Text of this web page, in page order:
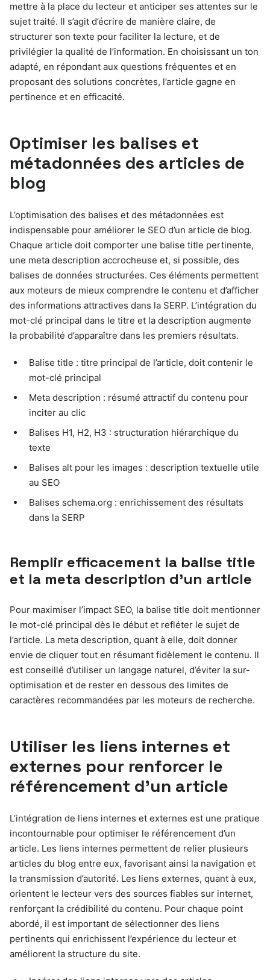
mettre à la place du lecteur et anticiper ses attentes sur le
sujet traité. Il s’agit d’écrire de manière claire, de
structurer son texte pour faciliter la lecture, et de
privilégier la qualité de l’information. En choisissant un ton
adapté, en répondant aux questions fréquentes et en
proposant des solutions concrètes, l’article gagne en
pertinence et en efficacité.
Optimiser les balises et
métadonnées des articles de
blog
L’optimisation des balises et des métadonnées est
indispensable pour améliorer le SEO d’un article de blog.
Chaque article doit comporter une balise title pertinente,
une meta description accrocheuse et, si possible, des
balises de données structurées. Ces éléments permettent
aux moteurs de mieux comprendre le contenu et d’afficher
des informations attractives dans la SERP. L’intégration du
mot-clé principal dans le titre et la description augmente
la probabilité d’apparaître dans les premiers résultats.
Balise title : titre principal de l’article, doit contenir le
mot-clé principal
Meta description : résumé attractif du contenu pour
inciter au clic
Balises H1, H2, H3 : structuration hiérarchique du
texte
Balises alt pour les images : description textuelle utile
au SEO
Balises schema.org : enrichissement des résultats
dans la SERP
Remplir efficacement la balise title
et la meta description d’un article
Pour maximiser l’impact SEO, la balise title doit mentionner
le mot-clé principal dès le début et refléter le sujet de
l’article. La meta description, quant à elle, doit donner
envie de cliquer tout en résumant fidèlement le contenu. Il
est conseillé d’utiliser un langage naturel, d’éviter la sur-
optimisation et de rester en dessous des limites de
caractères recommandées par les moteurs de recherche.
Utiliser les liens internes et
externes pour renforcer le
référencement d’un article
L’intégration de liens internes et externes est une pratique
incontournable pour optimiser le référencement d’un
article. Les liens internes permettent de relier plusieurs
articles du blog entre eux, favorisant ainsi la navigation et
la transmission d’autorité. Les liens externes, quant à eux,
orientent le lecteur vers des sources fiables sur internet,
renforçant la crédibilité du contenu. Pour chaque point
abordé, il est important de sélectionner des liens
pertinents qui enrichissent l’expérience du lecteur et
améliorent la structure du site.